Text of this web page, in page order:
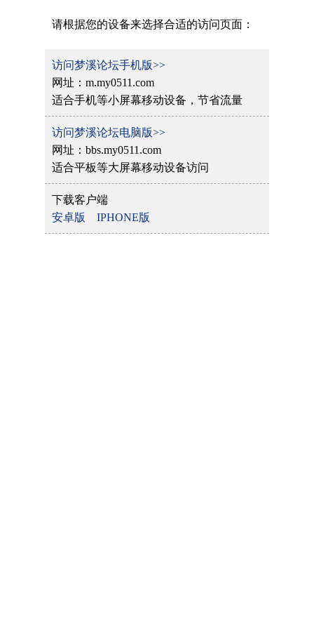
请根据您的设备来选择合适的访问页面：
访问梦溪论坛手机版>>
网址：m.my0511.com
适合手机等小屏幕移动设备，节省流量
访问梦溪论坛电脑版>>
网址：bbs.my0511.com
适合平板等大屏幕移动设备访问
下载客户端
安卓版
IPHONE版